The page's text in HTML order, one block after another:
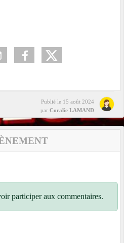
Publié le 15 août 2024
par Coralie LAMAND
participer aux commentaires.